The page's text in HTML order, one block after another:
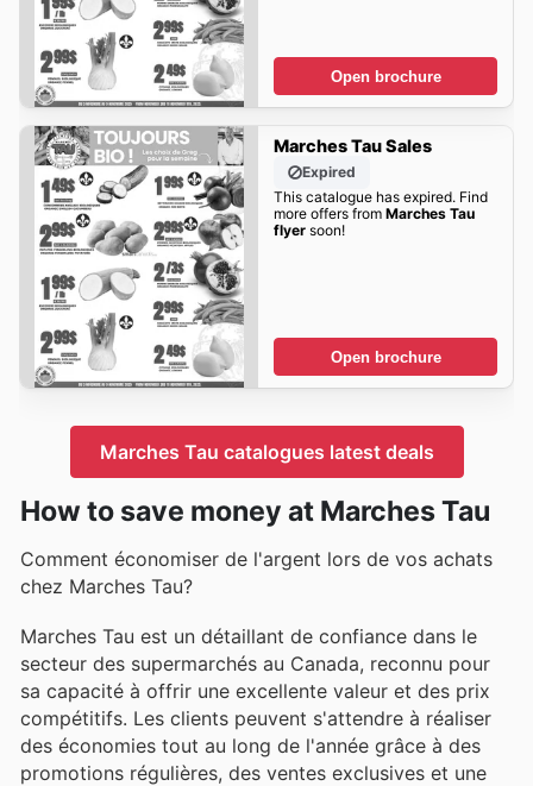
Open brochure
Marches Tau Sales
Expired
This catalogue has expired. Find
more offers from Marches Tau
flyersoon!
Open brochure
Marches Tau catalogues latest deals
How to save money at Marches Tau
Comment économiser de l'argent lors de vos achats
chez Marches Tau?
Marches Tau est un détaillant de confiance dans le
secteur des supermarchés au Canada, reconnu pour
sa capacité à offrir une excellente valeur et des prix
compétitifs. Les clients peuvent s'attendre à réaliser
des économies tout au long de l'année grâce à des
promotions régulières, des ventes exclusives et une